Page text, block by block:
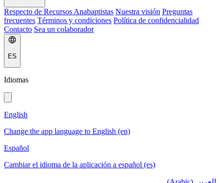
Respecto de Recursos Anabaptistas Nuestra visión Preguntas
frecuentes Términos y condiciones Política de confidencialidad
Contacto Sea un colaborador
ES
Idiomas
English
Change the app language to English (en)
Español
Cambiar el idioma de la aplicación a español (es)